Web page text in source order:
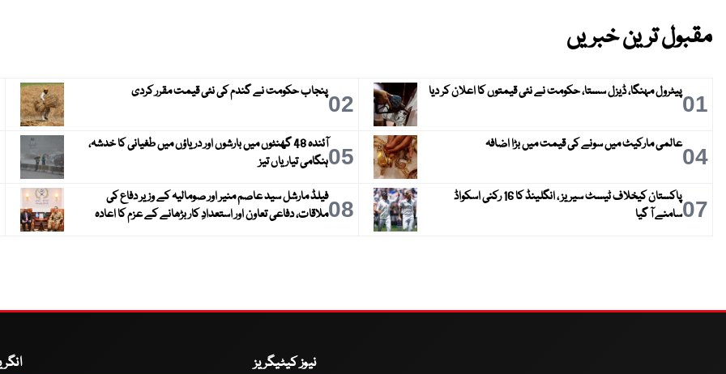
مقبول ترین خبریں
01پیٹرول مہنگا، ڈیزل سستا، حکومت نے نئی قیمتوں کا اعلان کر دیا 02پنجاب حکومت نے گندم کی نئی قیمت مقرر کردی
04عالمی مارکیٹ میں سونے کی قیمت میں بڑا اضافہ 05
آئندہ 48 گھنٹوں میں بارشوں اور دریاؤں میں طغیانی کا خدشہ،
ہنگامی تیاریاں تیز
07
پاکستان کیخلاف ٹیسٹ سیریز ، انگلینڈ کا 16 رکنی اسکواڈ
سامنے آ گیا
08فیلڈ مارشل سید عاصم منیر اور صومالیہ کے وزیر دفاع کی
ملاقات، دفاعی تعاون اور استعدادِ کار بڑھانے کے عزم کا اعادہ
نیوز کیٹیگریز